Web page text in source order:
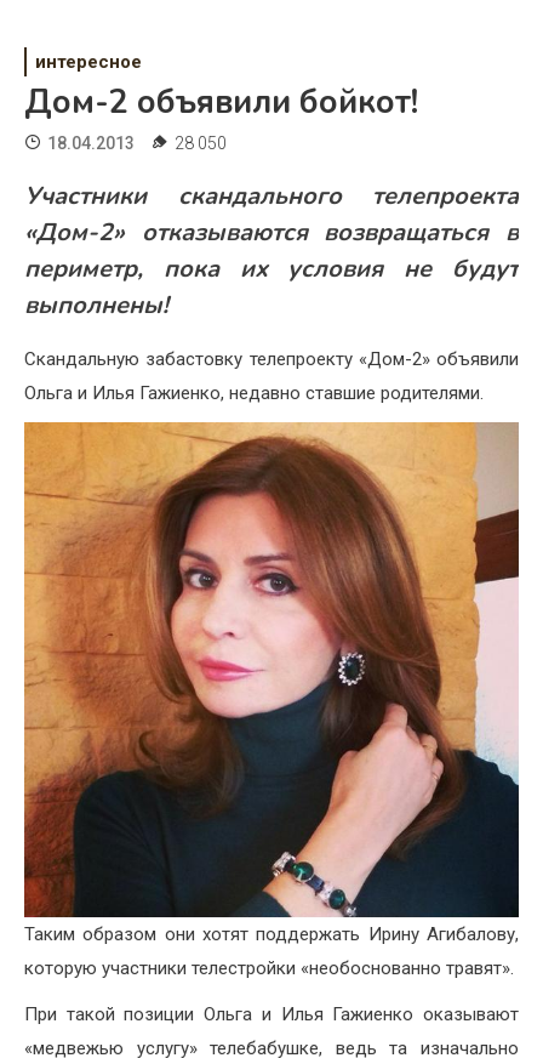
Дети
Свадьба
Хобби
Красота
Недвижимость
интересное
Дом-2 объявили бойкот!
18.04.2013 28 050
Участники скандального телепроекта
«Дом-2» отказываются возвращаться в
периметр, пока их условия не будут
выполнены!
Скандальную забастовку телепроекту «Дом-2» объявили
Ольга и Илья Гажиенко, недавно ставшие родителями.
Таким образом они хотят поддержать Ирину Агибалову,
которую участники телестройки «необоснованно травят».
При такой позиции Ольга и Илья Гажиенко оказывают
«медвежью услугу» телебабушке, ведь та изначально